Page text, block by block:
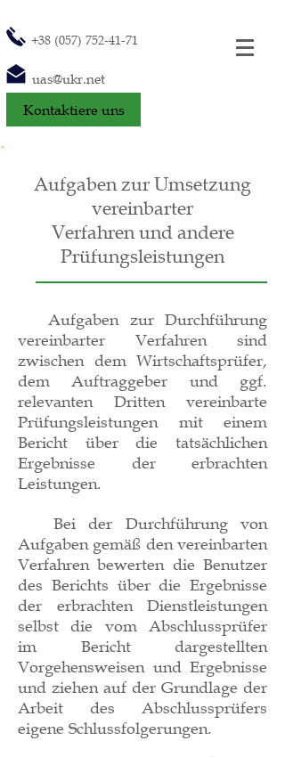
+38 (057) 752-41-71
uas@ukr.net
Kontaktiere uns
Aufgaben zur Umsetzung
vereinbarter
Verfahren und andere
Prüfungsleistungen
Aufgaben zur Durchführung
vereinbarter Verfahren sind
zwischen dem Wirtschaftsprüfer,
dem Auftraggeber und ggf.
relevanten Dritten vereinbarte
Prüfungsleistungen mit einem
Bericht über die tatsächlichen
Ergebnisse der erbrachten
Leistungen.
Bei der Durchführung von
Aufgaben gemäß den vereinbarten
Verfahren bewerten die Benutzer
des Berichts über die Ergebnisse
der erbrachten Dienstleistungen
selbst die vom Abschlussprüfer
im Bericht dargestellten
Vorgehensweisen und Ergebnisse
und ziehen auf der Grundlage der
Arbeit des Abschlussprüfers
eigene Schlussfolgerungen.